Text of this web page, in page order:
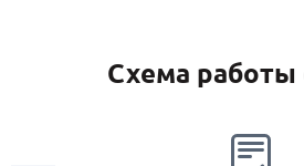
Схема работы